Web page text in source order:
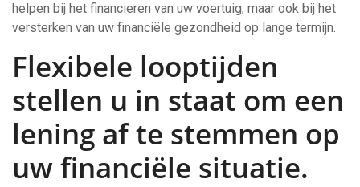
helpen bij het financieren van uw voertuig, maar ook bij het
versterken van uw financiële gezondheid op lange termijn.
Flexibele looptijden
stellen u in staat om een
lening af te stemmen op
uw financiële situatie.